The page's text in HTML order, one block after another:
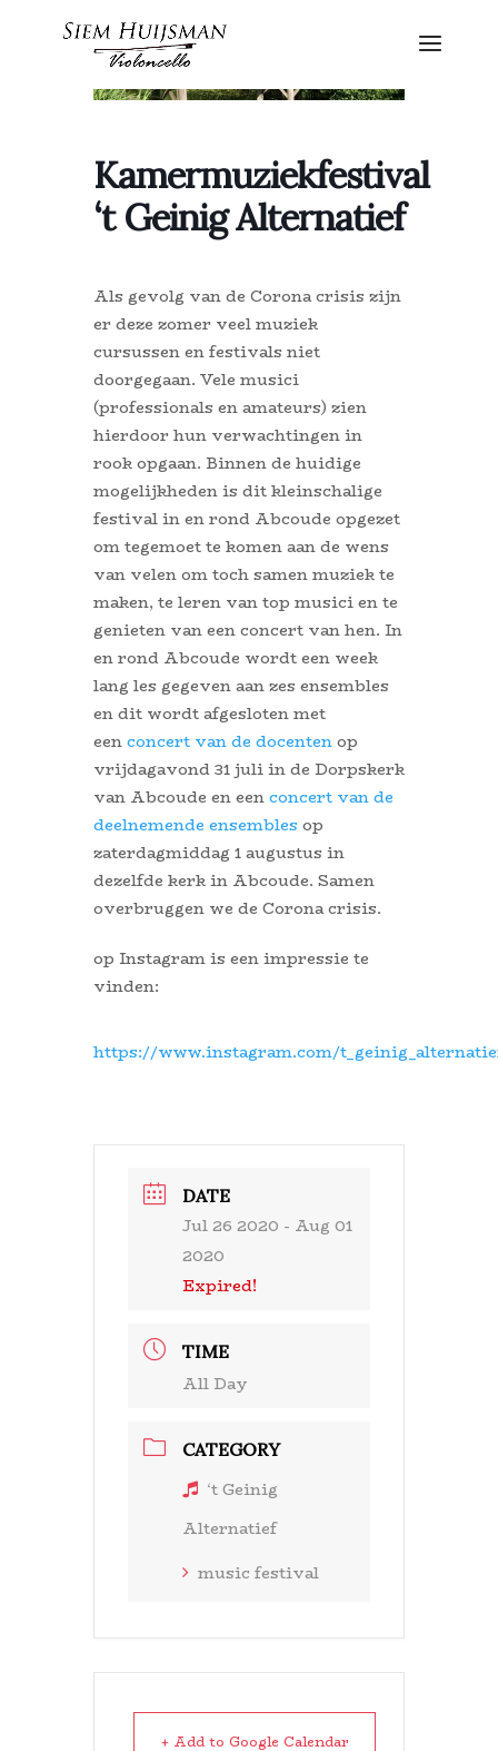
Kamermuziekfestival
‘t Geinig Alternatief
Als gevolg van de Corona crisis zijn
er deze zomer veel muziek
cursussen en festivals niet
doorgegaan. Vele musici
(professionals en amateurs) zien
hierdoor hun verwachtingen in
rook opgaan. Binnen de huidige
mogelijkheden is dit kleinschalige
festival in en rond Abcoude opgezet
om tegemoet te komen aan de wens
van velen om toch samen muziek te
maken, te leren van top musici en te
genieten van een concert van hen. In
en rond Abcoude wordt een week
lang les gegeven aan zes ensembles
en dit wordt afgesloten met
eenconcert van de docentenop
vrijdagavond 31 juli in de Dorpskerk
van Abcoude en eenconcert van de
deelnemende ensembles op
zaterdagmiddag 1 augustus in
dezelfde kerk in Abcoude. Samen
overbruggen we de Corona crisis.
op Instagram is een impressie te
vinden:
https://www.instagram.com/
DATE
Jul 26 2020 - Aug 01
2020
Expired!
TIME
All Day
CATEGORY
‘t Geinig
Alternatief
music festival
+ Add to Google Calendar